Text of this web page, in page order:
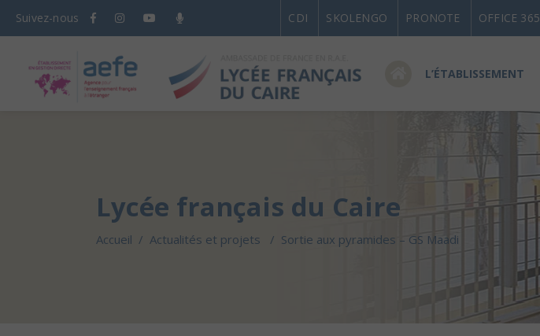
Suivez-nous CDI SKOLENGO PRONOTE OFFICE 365
L’ÉTABLISSEMENT
Lycée français du Caire
Accueil / Actualités et projets / Sortie aux pyramides – GS Maadi